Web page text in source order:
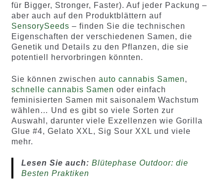
für Bigger, Stronger, Faster). Auf jeder Packung –
aber auch auf den Produktblättern auf
SensorySeeds – finden Sie die technischen
Eigenschaften der verschiedenen Samen, die
Genetik und Details zu den Pflanzen, die sie
potentiell hervorbringen könnten.
Sie können zwischen auto cannabis Samen,
schnelle cannabis Samen oder einfach
feminisierten Samen mit saisonalem Wachstum
wählen… Und es gibt so viele Sorten zur
Auswahl, darunter viele Exzellenzen wie Gorilla
Glue #4, Gelato XXL, Sig Sour XXL und viele
mehr.
Lesen Sie auch: Blütephase Outdoor: die
Besten Praktiken